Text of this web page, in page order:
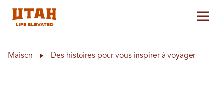
Maison Des histoires pour vous inspirer à voyager